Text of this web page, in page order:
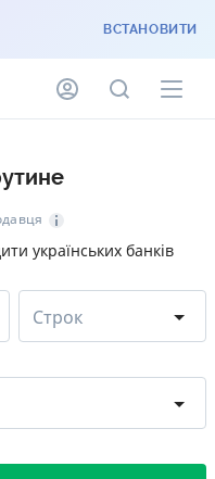
ВСТАНОВИТИ
українських банків
Строк